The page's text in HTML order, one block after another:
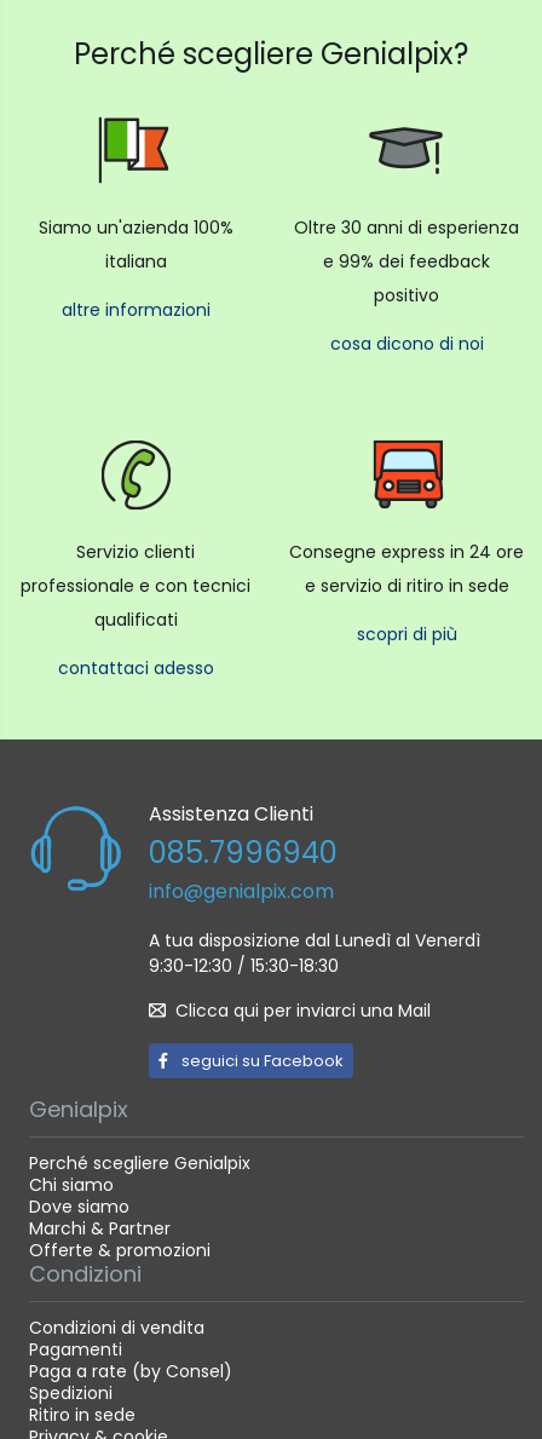
Perché scegliere Genialpix?
Siamo un'azienda 100%
italiana
altre informazioni
Oltre 30 anni di esperienza
e 99% dei feedback
positivo
cosa dicono di noi
Servizio clienti
professionale e con tecnici
qualificati
contattaci adesso
Consegne express in 24 ore
e servizio di ritiro in sede
scopri di più
Assistenza Clienti
085.7996940
info@genialpix.com
A tua disposizione dal Lunedì al Venerdì
9:30-12:30 / 15:30-18:30
Clicca qui per inviarci una Mail
seguici su Facebook
Genialpix
Perché scegliere Genialpix
Chi siamo
Dove siamo
Marchi & Partner
Offerte & promozioni
Condizioni
Condizioni di vendita
Pagamenti
Paga a rate (by Consel)
Spedizioni
Ritiro in sede